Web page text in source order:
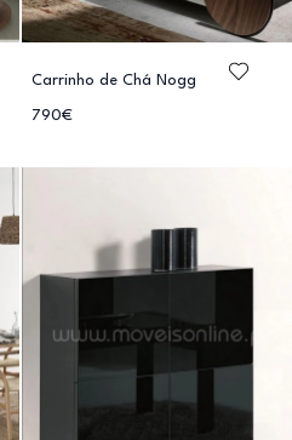
Carrinho de Chá Nogg
790€